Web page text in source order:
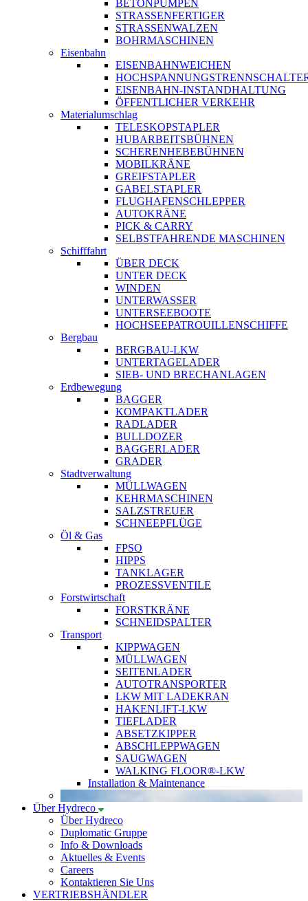
BETONPUMPEN
STRASSENFERTIGER
STRASSENWALZEN
BOHRMASCHINEN
Eisenbahn
EISENBAHNWEICHEN
EISENBAHN-INSTANDHALTUNG
ÖFFENTLICHER VERKEHR
Materialumschlag
TELESKOPSTAPLER
HUBARBEITSBÜHNEN
SCHERENHEBEBÜHNEN
MOBILKRÄNE
GREIFSTAPLER
GABELSTAPLER
FLUGHAFENSCHLEPPER
AUTOKRÄNE
PICK & CARRY
SELBSTFAHRENDE MASCHINEN
Schifffahrt
ÜBER DECK
UNTER DECK
WINDEN
UNTERWASSER
UNTERSEEBOOTE
HOCHSEEPATROUILLENSCHIFFE
Bergbau
BERGBAU-LKW
UNTERTAGELADER
SIEB- UND BRECHANLAGEN
Erdbewegung
BAGGER
KOMPAKTLADER
RADLADER
BULLDOZER
BAGGERLADER
GRADER
Stadtverwaltung
MÜLLWAGEN
KEHRMASCHINEN
SALZSTREUER
SCHNEEPFLÜGE
Öl & Gas
FPSO
HIPPS
TANKLAGER
PROZESSVENTILE
Forstwirtschaft
FORSTKRÄNE
SCHNEIDSPALTER
Transport
KIPPWAGEN
MÜLLWAGEN
SEITENLADER
AUTOTRANSPORTER
LKW MIT LADEKRAN
HAKENLIFT-LKW
TIEFLADER
ABSETZKIPPER
ABSCHLEPPWAGEN
SAUGWAGEN
WALKING FLOOR®-LKW
Installation & Maintenance
Über Hydreco
Über Hydreco
Duplomatic Gruppe
Info & Downloads
Aktuelles & Events
Careers
Kontaktieren Sie Uns
VERTRIEBSHÄNDLER